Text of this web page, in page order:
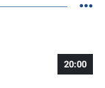
20:00